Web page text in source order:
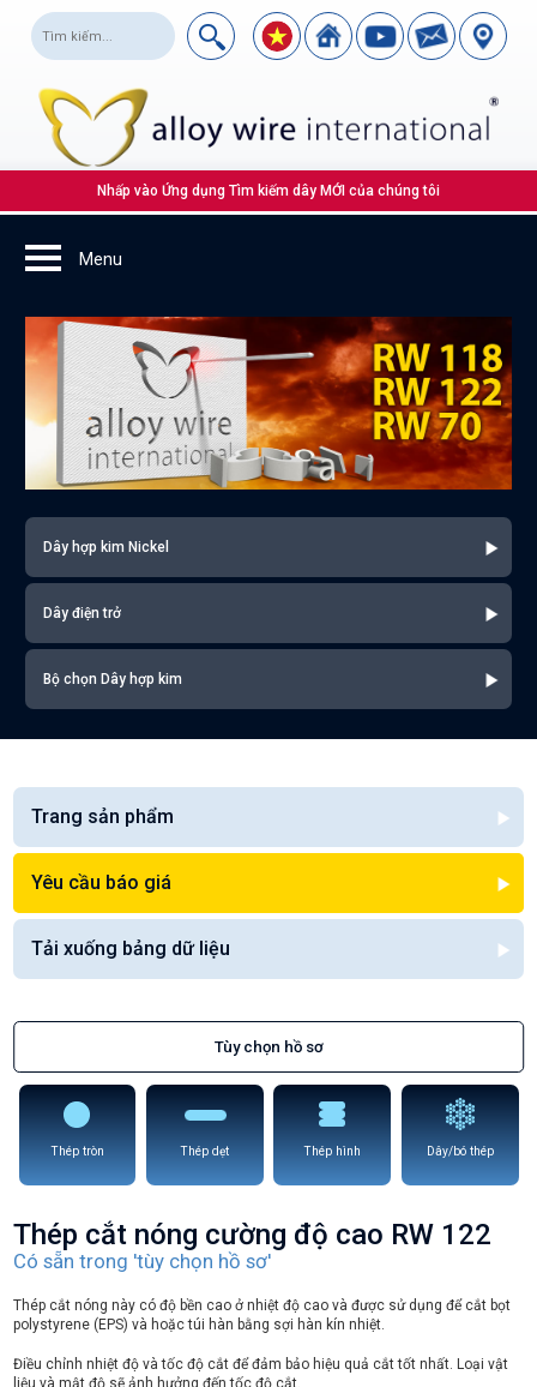
Nhấp vào Ứng dụng Tìm kiếm dây MỚI của chúng tôi
Dây hợp kim Nickel
Dây điện trở
Bộ chọn Dây hợp kim
Trang sản phẩm
Yêu cầu báo giá
Tải xuống bảng dữ liệu
Tùy chọn hồ sơ
Thép tròn Thép dẹt Thép hình Dây/bó thép
Thép cắt nóng cường độ cao RW 122
Có sẵn trong 'tùy chọn hồ sơ'
Thép cắt nóng này có độ bền cao ở nhiệt độ cao và được sử dụng để cắt bọt
polystyrene (EPS) và hoặc túi hàn bằng sợi hàn kín nhiệt.
Điều chỉnh nhiệt độ và tốc độ cắt để đảm bảo hiệu quả cắt tốt nhất. Loại vật
liệu và mật độ sẽ ảnh hưởng đến tốc độ cắt.